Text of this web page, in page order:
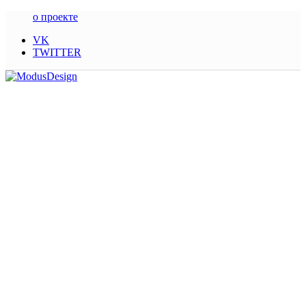
о проекте
VK
TWITTER